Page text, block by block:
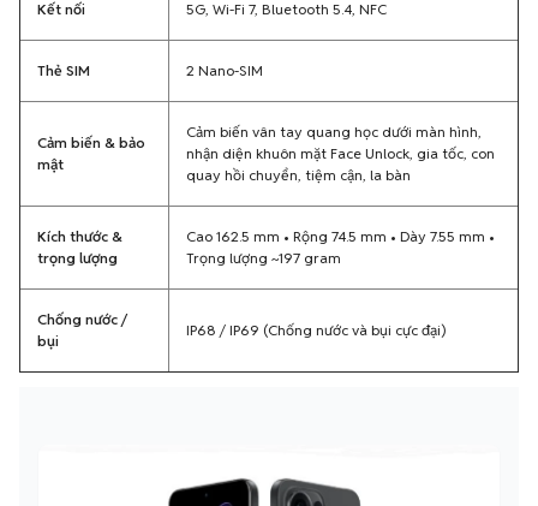
Kết nối 5G, Wi-Fi 7, Bluetooth 5.4, NFC
Thẻ SIM 2 Nano-SIM
Cảm biến & bảo
mật
Cảm biến vân tay quang học dưới màn hình,
nhận diện khuôn mặt Face Unlock, gia tốc, con
quay hồi chuyển, tiệm cận, la bàn
Kích thước &
trọng lượng
Cao 162.5 mm • Rộng 74.5 mm • Dày 7.55 mm •
Trọng lượng ~197 gram
Chống nước /
bụi
IP68 / IP69 (Chống nước và bụi cực đại)